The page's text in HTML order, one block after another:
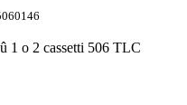
1 o 2 cassetti 506 TLC